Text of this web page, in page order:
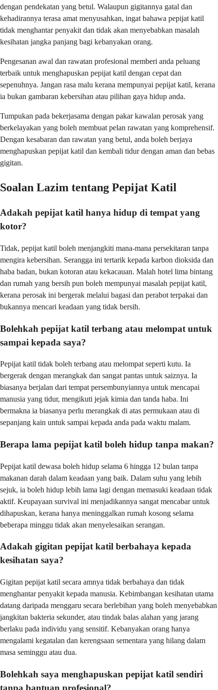
dengan pendekatan yang betul. Walaupun gigitannya gatal dan
kehadirannya terasa amat menyusahkan, ingat bahawa pepijat katil
tidak menghantar penyakit dan tidak akan menyebabkan masalah
kesihatan jangka panjang bagi kebanyakan orang.
Pengesanan awal dan rawatan profesional memberi anda peluang
terbaik untuk menghapuskan pepijat katil dengan cepat dan
sepenuhnya. Jangan rasa malu kerana mempunyai pepijat katil, kerana
ia bukan gambaran kebersihan atau pilihan gaya hidup anda.
Tumpukan pada bekerjasama dengan pakar kawalan perosak yang
berkelayakan yang boleh membuat pelan rawatan yang komprehensif.
Dengan kesabaran dan rawatan yang betul, anda boleh berjaya
menghapuskan pepijat katil dan kembali tidur dengan aman dan bebas
gigitan.
Soalan Lazim tentang Pepijat Katil
Adakah pepijat katil hanya hidup di tempat yang
kotor?
Tidak, pepijat katil boleh menjangkiti mana-mana persekitaran tanpa
mengira kebersihan. Serangga ini tertarik kepada karbon dioksida dan
haba badan, bukan kotoran atau kekacauan. Malah hotel lima bintang
dan rumah yang bersih pun boleh mempunyai masalah pepijat katil,
kerana perosak ini bergerak melalui bagasi dan perabot terpakai dan
bukannya mencari keadaan yang tidak bersih.
Bolehkah pepijat katil terbang atau melompat untuk
sampai kepada saya?
Pepijat katil tidak boleh terbang atau melompat seperti kutu. Ia
bergerak dengan merangkak dan sangat pantas untuk saiznya. Ia
biasanya berjalan dari tempat persembunyiannya untuk mencapai
manusia yang tidur, mengikuti jejak kimia dan tanda haba. Ini
bermakna ia biasanya perlu merangkak di atas permukaan atau di
sepanjang kain untuk sampai kepada anda pada waktu malam.
Berapa lama pepijat katil boleh hidup tanpa makan?
Pepijat katil dewasa boleh hidup selama 6 hingga 12 bulan tanpa
makanan darah dalam keadaan yang baik. Dalam suhu yang lebih
sejuk, ia boleh hidup lebih lama lagi dengan memasuki keadaan tidak
aktif. Keupayaan survival ini menjadikannya sangat mencabar untuk
dihapuskan, kerana hanya meninggalkan rumah kosong selama
beberapa minggu tidak akan menyelesaikan serangan.
Adakah gigitan pepijat katil berbahaya kepada
kesihatan saya?
Gigitan pepijat katil secara amnya tidak berbahaya dan tidak
menghantar penyakit kepada manusia. Kebimbangan kesihatan utama
datang daripada menggaru secara berlebihan yang boleh menyebabkan
jangkitan bakteria sekunder, atau tindak balas alahan yang jarang
berlaku pada individu yang sensitif. Kebanyakan orang hanya
mengalami kegatalan dan kerengsaan sementara yang hilang dalam
masa seminggu atau dua.
Bolehkah saya menghapuskan pepijat katil sendiri
tanpa bantuan profesional?